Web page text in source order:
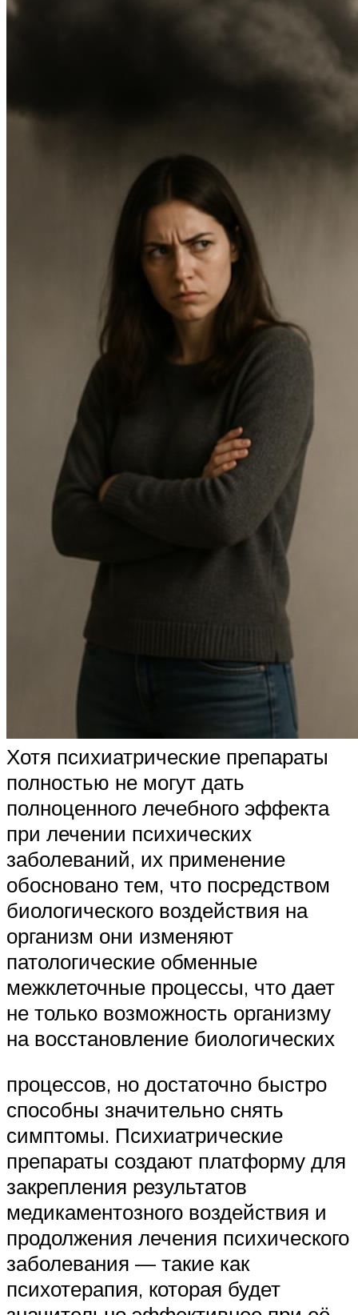
Хотя психиатрические препараты
полностью не могут дать
полноценного лечебного эффекта
при лечении психических
заболеваний, их применение
обосновано тем, что посредством
биологического воздействия на
организм они изменяют
патологические обменные
межклеточные процессы, что дает
не только возможность организму
на восстановление биологических
процессов, но достаточно быстро
способны значительно снять
симптомы. Психиатрические
препараты создают платформу для
закрепления результатов
медикаментозного воздействия и
продолжения лечения психического
заболевания — такие как
психотерапия, которая будет